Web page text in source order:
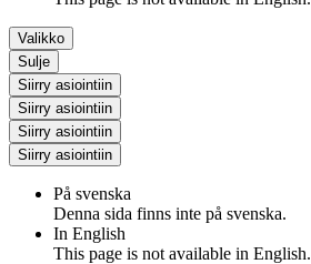
Valikko
Sulje
Siirry asiointiin
Siirry asiointiin
Siirry asiointiin
Siirry asiointiin
På svenska
Denna sida finns inte på svenska.
In English
This page is not available in English.